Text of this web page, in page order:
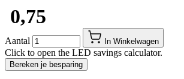
​ 0,75
Aantal In Winkelwagen
Click to open the LED savings calculator.
Bereken je besparing